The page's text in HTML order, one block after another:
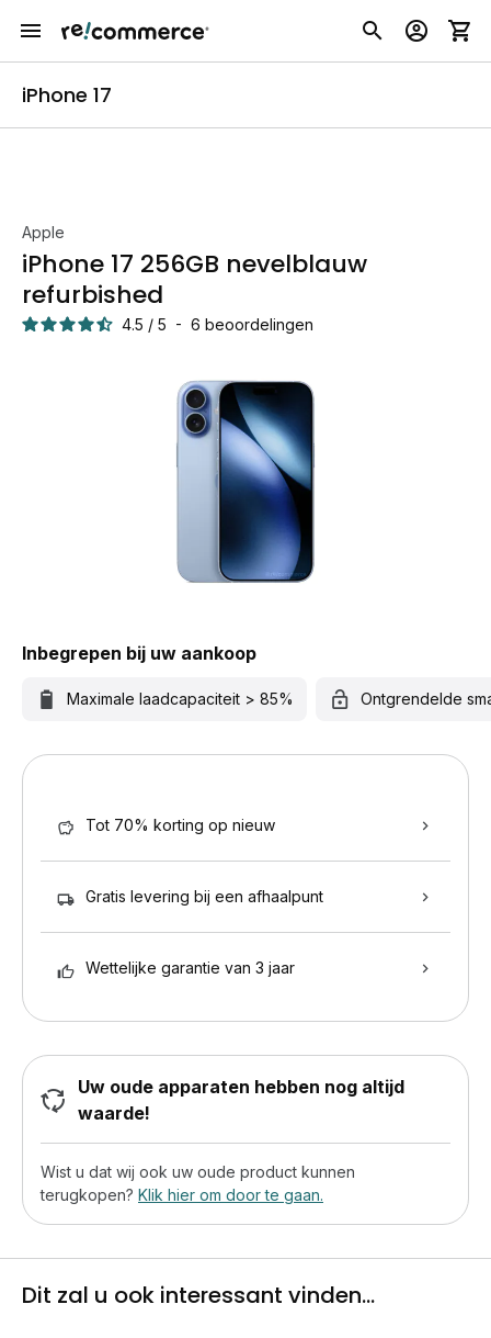
iPhone 17
Apple
iPhone 17 256GB nevelblauw
refurbished
4.5 / 5 - 6 beoordelingen
Inbegrepen bij uw aankoop
Maximale laadcapaciteit > 85% Ontgrendelde
Tot 70% korting op nieuw
Gratis levering bij een afhaalpunt
Wettelijke garantie van 3 jaar
Uw oude apparaten hebben nog altijd
waarde!
Wist u dat wij ook uw oude product kunnen
terugkopen? Klik hier om door te gaan.
Dit zal u ook interessant vinden...